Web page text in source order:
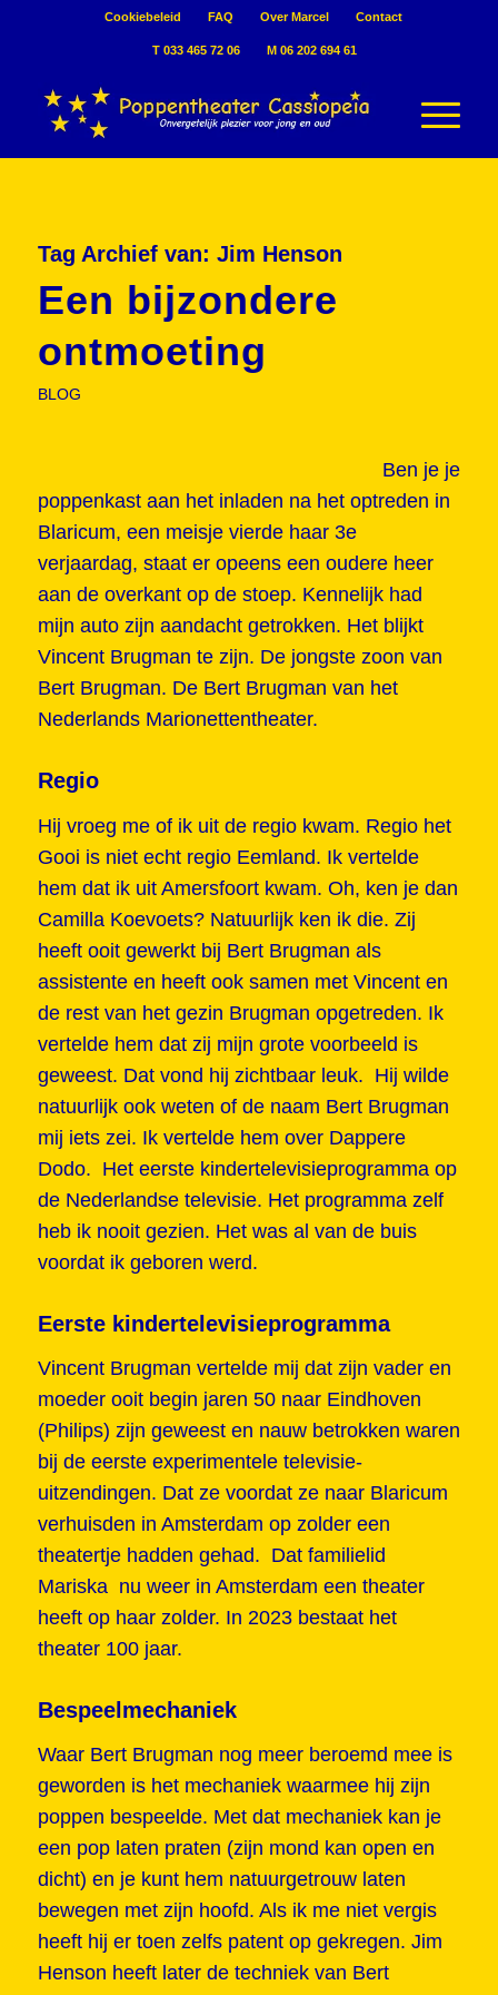
Cookiebeleid FAQ Over Marcel Contact
T 033 465 72 06 M 06 202 694 61
Tag Archief van: Jim Henson
Een bijzondere
ontmoeting
BLOG
Ben je je
poppenkast aan het inladen na het optreden in
Blaricum, een meisje vierde haar 3e
verjaardag, staat er opeens een oudere heer
aan de overkant op de stoep. Kennelijk had
mijn auto zijn aandacht getrokken. Het blijkt
Vincent Brugman te zijn. De jongste zoon van
Bert Brugman. De Bert Brugman van het
Nederlands Marionettentheater.
Regio
Hij vroeg me of ik uit de regio kwam. Regio het
Gooi is niet echt regio Eemland. Ik vertelde
hem dat ik uit Amersfoort kwam. Oh, ken je dan
Camilla Koevoets? Natuurlijk ken ik die. Zij
heeft ooit gewerkt bij Bert Brugman als
assistente en heeft ook samen met Vincent en
de rest van het gezin Brugman opgetreden. Ik
vertelde hem dat zij mijn grote voorbeeld is
geweest. Dat vond hij zichtbaar leuk. Hij wilde
natuurlijk ook weten of de naam Bert Brugman
mij iets zei. Ik vertelde hem over Dappere
Dodo. Het eerste kindertelevisieprogramma op
de Nederlandse televisie. Het programma zelf
heb ik nooit gezien. Het was al van de buis
voordat ik geboren werd.
Eerste kindertelevisieprogramma
Vincent Brugman vertelde mij dat zijn vader en
moeder ooit begin jaren 50 naar Eindhoven
(Philips) zijn geweest en nauw betrokken waren
bij de eerste experimentele televisie-
uitzendingen. Dat ze voordat ze naar Blaricum
verhuisden in Amsterdam op zolder een
theatertje hadden gehad. Dat familielid
Mariska nu weer in Amsterdam een theater
heeft op haar zolder. In 2023 bestaat het
theater 100 jaar.
Bespeelmechaniek
Waar Bert Brugman nog meer beroemd mee is
geworden is het mechaniek waarmee hij zijn
poppen bespeelde. Met dat mechaniek kan je
een pop laten praten (zijn mond kan open en
dicht) en je kunt hem natuurgetrouw laten
bewegen met zijn hoofd. Als ik me niet vergis
heeft hij er toen zelfs patent op gekregen. Jim
Henson heeft later de techniek van Bert